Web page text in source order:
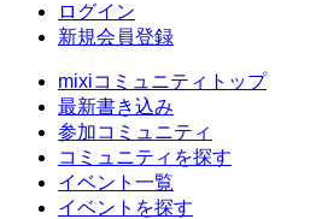
ログイン
新規会員登録
mixiコミュニティトップ
最新書き込み
参加コミュニティ
コミュニティを探す
イベント一覧
イベントを探す